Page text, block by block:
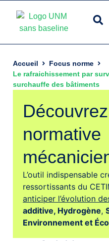
Accueil
Focus norme
Le rafraichissement par
surchauffe des bâtiments
normative
L’outil indispensable
ressortissants du
anticiper l’évolution
additive, Hydrogène,
Environnement et